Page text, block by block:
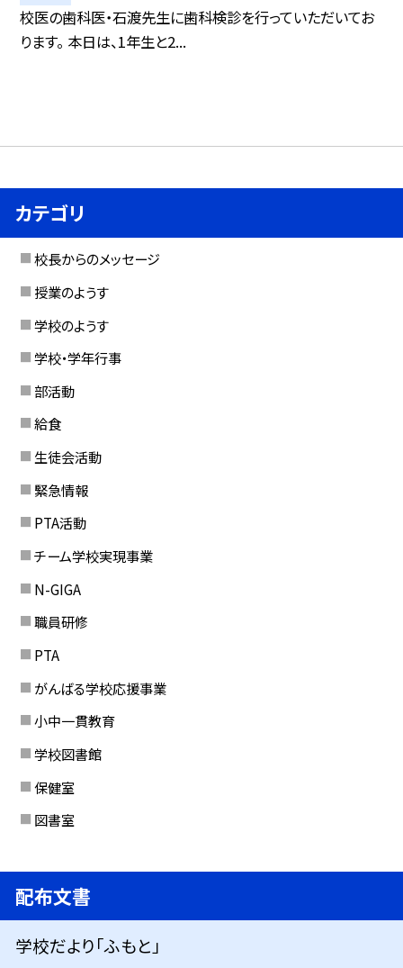
校医の歯科医・石渡先生に歯科検診を行っていただいてお
ります。 本日は、1年生と2...
カテゴリ
校長からのメッセージ
授業のようす
学校のようす
学校・学年行事
部活動
給食
生徒会活動
緊急情報
PTA活動
チーム学校実現事業
N-GIGA
職員研修
PTA
がんばる学校応援事業
小中一貫教育
学校図書館
保健室
図書室
配布文書
学校だより「ふもと」